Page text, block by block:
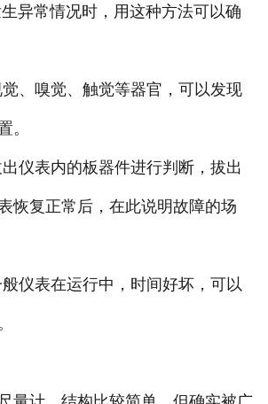
异常情况时，用这种方法可以确
、嗅觉、触觉等器官，可以发现
。
仪表内的板器件进行判断，拔出
恢复正常后，在此说明故障的场
仪表在运行中，时间好坏，可以